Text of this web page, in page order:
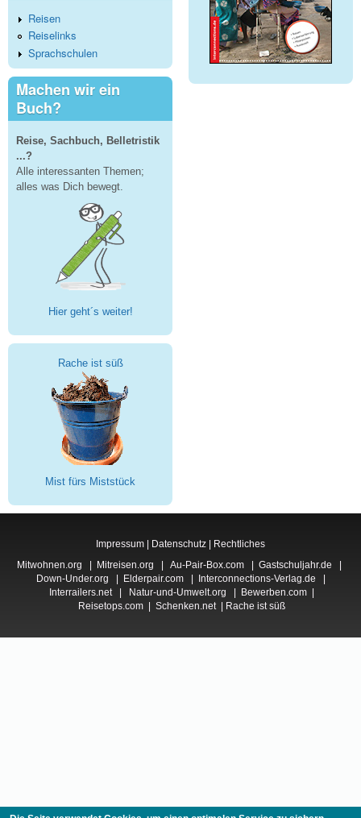
Reisen
Reiselinks
Sprachschulen
Machen wir ein
Buch?
Reise, Sachbuch, Belletristik
...?
Alle interessanten Themen;
alles was Dich bewegt.
Hier geht´s weiter!
Rache ist süß
Mist fürs Miststück
Impressum | Datenschutz | Rechtliches
Mitwohnen.org
Mitreisen.org Au-Pair-Box.com Gastschuljahr.de
Down-Under.org
Elderpair.com| Interconnections-Verlag.de
Interrailers.net| Natur-und-Umwelt.org Bewerben.com
Reisetops.com
Schenken.net| Rache ist süß